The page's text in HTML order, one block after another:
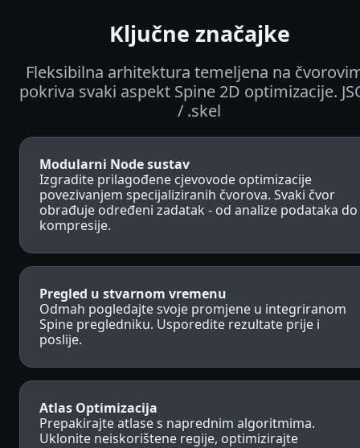
Ključne značajke
Fleksibilna arhitektura temeljena na
pokriva svaki aspekt Spine 2D optimizacije.
/ .skel
Modularni Node sustav
Izgradite prilagođene cjevovode optimizacije
povezivanjem specijaliziranih čvorova. Svaki čvor
obrađuje određeni zadatak - od analize podataka do
kompresije.
Pregled u stvarnom vremenu
Odmah pogledajte svoje promjene u integriranom
Spine pregledniku. Usporedite rezultate prije i
poslije.
Atlas Optimizacija
Prepakirajte atlase s naprednim algoritmima.
Uklonite neiskorištene regije, optimizirajte